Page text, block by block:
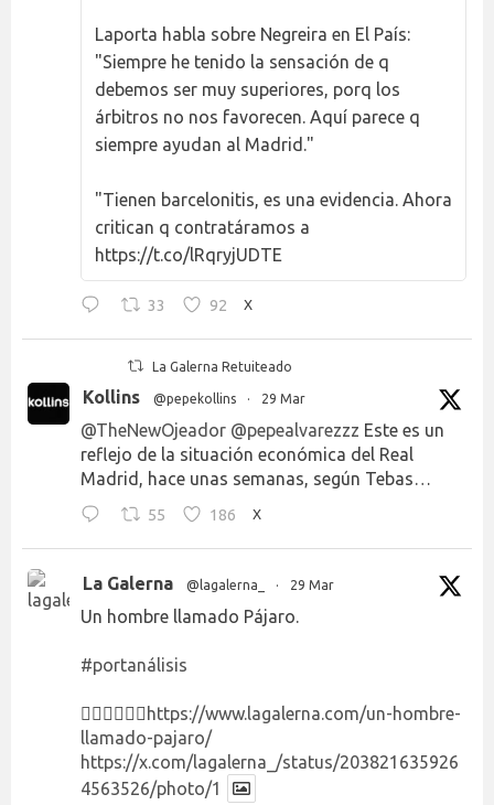
Laporta habla sobre Negreira en El País:
"Siempre he tenido la sensación de q
debemos ser muy superiores, porq los
árbitros no nos favorecen. Aquí parece q
siempre ayudan al Madrid."
"Tienen barcelonitis, es una evidencia. Ahora
critican q contratáramos a
https://t.co/lRqryjUDTE
33 92 X
La Galerna Retuiteado
Kollins @pepekollins · 29 Mar
@TheNewOjeador @pepealvarezzz Este es un
reflejo de la situación económica del Real
Madrid, hace unas semanas, según Tebas…
55 186 X
La Galerna @lagalerna_ · 29 Mar
Un hombre llamado Pájaro.
#portanálisis
👉🏻👉🏻👉🏻 https://www.lagalerna.com/un-hombre-
llamado-pajaro/
https://x.com/lagalerna_/status/203821635926
4563526/photo/1